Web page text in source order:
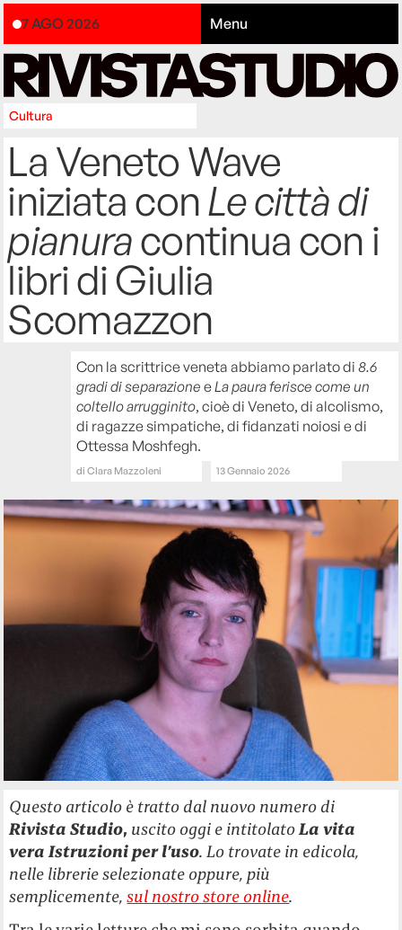
7 AGO 2026 Menu
Cultura
La Veneto Wave
iniziata conLe città di
pianuracontinua con i
libri di Giulia
Scomazzon
Con la scrittrice veneta abbiamo parlato di8.6
gradi di separazione eLa paura ferisce come un
coltello arrugginito, cioè di Veneto, di alcolismo,
di ragazze simpatiche, di fidanzati noiosi e di
Ottessa Moshfegh.
diClara Mazzoleni 13 Gennaio 2026
Questo articolo è tratto dal nuovo numero di
Rivista Studio, uscito oggi e intitolatoLa vita
vera Istruzioni per l’uso. Lo trovate in edicola,
nelle librerie selezionate oppure, più
semplicemente,sul nostro store online.